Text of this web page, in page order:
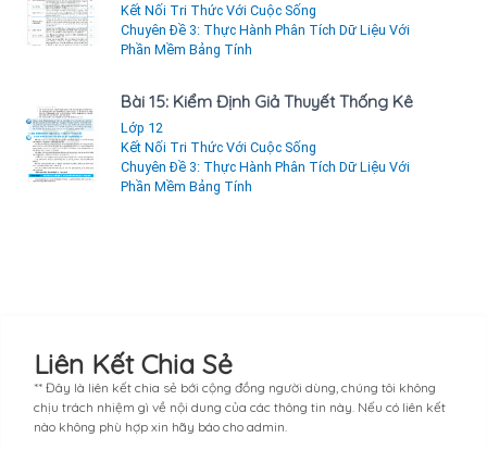
Kết Nối Tri Thức Với Cuộc Sống
Chuyên Đề 3: Thực Hành Phân Tích Dữ Liệu Với
Phần Mềm Bảng Tính
Bài 15: Kiểm Định Giả Thuyết Thống Kê
Lớp 12
Kết Nối Tri Thức Với Cuộc Sống
Chuyên Đề 3: Thực Hành Phân Tích Dữ Liệu Với
Phần Mềm Bảng Tính
Liên Kết Chia Sẻ
** Đây là liên kết chia sẻ bới cộng đồng người dùng, chúng tôi không
chịu trách nhiệm gì về nội dung của các thông tin này. Nếu có liên kết
nào không phù hợp xin hãy báo cho admin.